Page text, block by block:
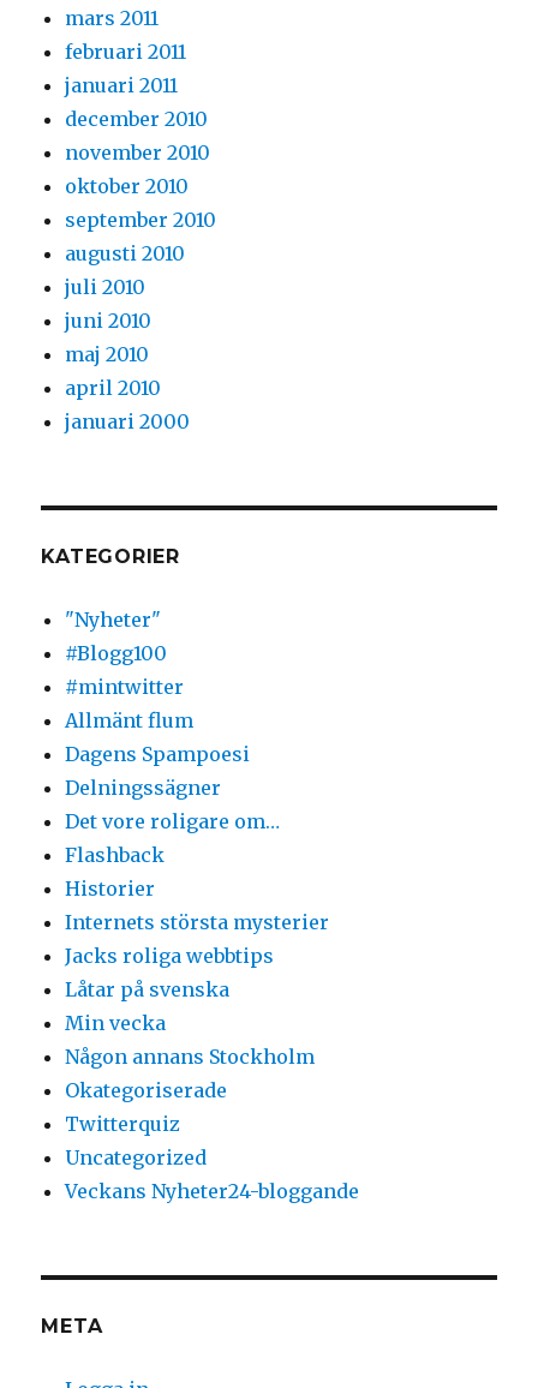
mars 2011
februari 2011
januari 2011
december 2010
november 2010
oktober 2010
september 2010
augusti 2010
juli 2010
juni 2010
maj 2010
april 2010
januari 2000
KATEGORIER
"Nyheter"
#Blogg100
#mintwitter
Allmänt flum
Dagens Spampoesi
Delningssägner
Det vore roligare om…
Flashback
Historier
Internets största mysterier
Jacks roliga webbtips
Låtar på svenska
Min vecka
Någon annans Stockholm
Okategoriserade
Twitterquiz
Uncategorized
Veckans Nyheter24-bloggande
META